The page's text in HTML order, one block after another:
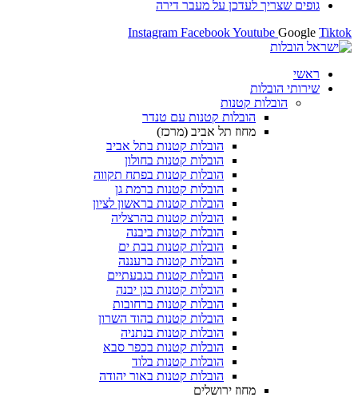
לעדכן על מעבר דירה
Instagram FacebookYoutube
קטנות
הובלות קטנות עם טנדר
מחוז תל אביב (מרכז)
הובלות קטנות בתל אביב
הובלות קטנות בחולון​
הובלות קטנות בפתח תקווה
הובלות קטנות ברמת גן
הובלות קטנות בראשון לציון
הובלות קטנות בהרצליה
הובלות קטנות ביבנה
הובלות קטנות בבת ים
הובלות קטנות ברעננה
הובלות קטנות בגבעתיים
הובלות קטנות בגן יבנה
הובלות קטנות ברחובות
הובלות קטנות בהוד השרון
הובלות קטנות בנתניה
הובלות קטנות בכפר סבא
הובלות קטנות בלוד
הובלות קטנות באור יהודה